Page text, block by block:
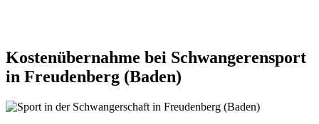
Kostenübernahme bei Schwangerensport
in Freudenberg (Baden)